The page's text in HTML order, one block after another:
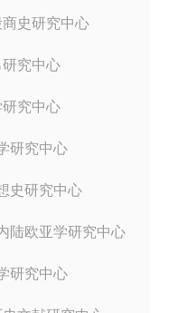
史研究中心
究中心
究中心
研究中心
史研究中心
陆欧亚学研究中心
研究中心